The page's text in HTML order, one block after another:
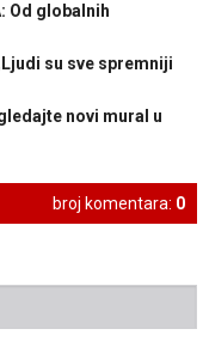
Od globalnih
su sve spremniji
novi mural u
broj komentara: 0